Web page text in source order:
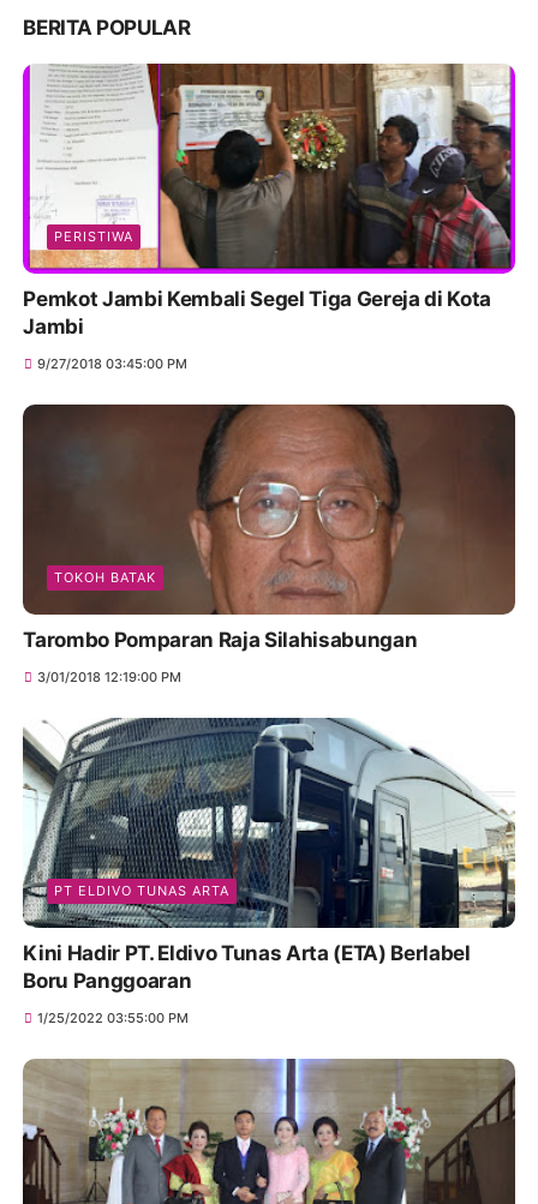
BERITA POPULAR
PERISTIWA
Pemkot Jambi Kembali Segel Tiga Gereja di Kota
Jambi
9/27/2018 03:45:00 PM
TOKOH BATAK
Tarombo Pomparan Raja Silahisabungan
3/01/2018 12:19:00 PM
PT ELDIVO TUNAS ARTA
Kini Hadir PT. Eldivo Tunas Arta (ETA) Berlabel
Boru Panggoaran
1/25/2022 03:55:00 PM